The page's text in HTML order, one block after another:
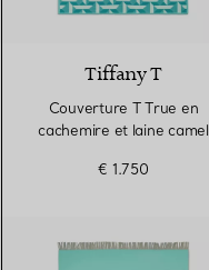
Tiffany T
Couverture T True en
cachemire et laine camel
€ 1.750